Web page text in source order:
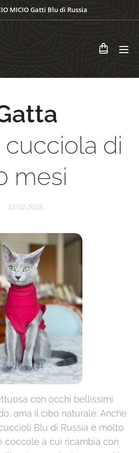
MICIO Gatti Blu di Russia
cucciola di
mesi
12.02.2025
con occhi bellissimi
ama il cibo naturale. Anche
Blu di Russia è molto
coccole a cui ricambia con